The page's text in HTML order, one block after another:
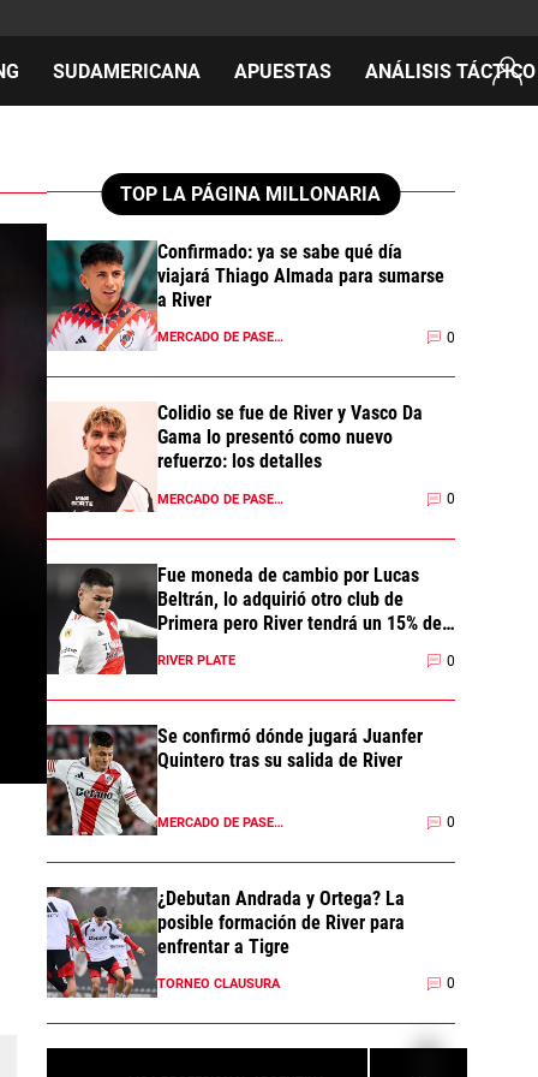
SUDAMERICANA APUESTAS ANÁLISIS TÁCTICO
día
TOP LA PÁGINA MILLONARIA
Confirmado: ya se sabe qué día
viajará Thiago Almada para sumarse
a River
MERCADO DE PASES 2026 0
Colidio se fue de River y Vasco Da
Gama lo presentó como nuevo
refuerzo: los detalles
MERCADO DE PASES 2026 0
Fue moneda de cambio por Lucas
Beltrán, lo adquirió otro club de
Primera pero River tendrá un 15% del
pase
RIVER PLATE 0
Se confirmó dónde jugará Juanfer
Quintero tras su salida de River
MERCADO DE PASES 2026 0
¿Debutan Andrada y Ortega? La
posible formación de River para
enfrentar a Tigre
TORNEO CLAUSURA 0